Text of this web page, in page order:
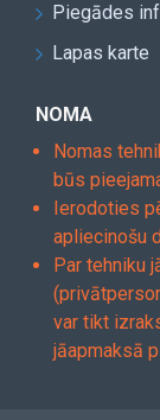
Piegādes
Lapas karte
NOMA
Nomas
būs
Ierodoties
apliecinošu
Par tehniku
var tikt
jāapmaksā